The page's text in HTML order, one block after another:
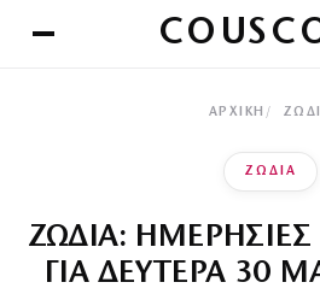
ΑΡΧΙΚΉ
ΖΩΔΙΑ
ΖΩΔΙΑ:
ΓΙΑ ΔΕΥΤΕΡΑ 30